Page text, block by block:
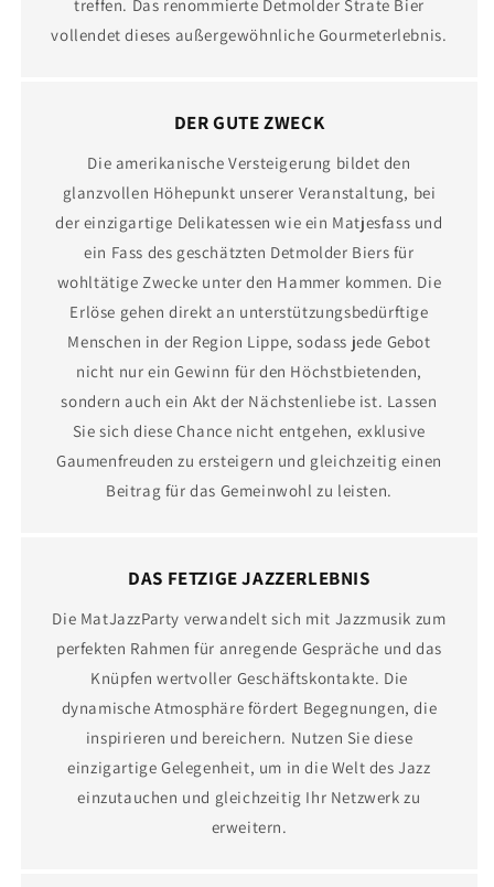
treffen. Das renommierte Detmolder Strate Bier
vollendet dieses außergewöhnliche Gourmeterlebnis.
DER GUTE ZWECK
Die amerikanische Versteigerung bildet den
glanzvollen Höhepunkt unserer Veranstaltung, bei
der einzigartige Delikatessen wie ein Matjesfass und
ein Fass des geschätzten Detmolder Biers für
wohltätige Zwecke unter den Hammer kommen. Die
Erlöse gehen direkt an unterstützungsbedürftige
Menschen in der Region Lippe, sodass jede Gebot
nicht nur ein Gewinn für den Höchstbietenden,
sondern auch ein Akt der Nächstenliebe ist. Lassen
Sie sich diese Chance nicht entgehen, exklusive
Gaumenfreuden zu ersteigern und gleichzeitig einen
Beitrag für das Gemeinwohl zu leisten.
DAS FETZIGE JAZZERLEBNIS
Die MatJazzParty verwandelt sich mit Jazzmusik zum
perfekten Rahmen für anregende Gespräche und das
Knüpfen wertvoller Geschäftskontakte. Die
dynamische Atmosphäre fördert Begegnungen, die
inspirieren und bereichern. Nutzen Sie diese
einzigartige Gelegenheit, um in die Welt des Jazz
einzutauchen und gleichzeitig Ihr Netzwerk zu
erweitern.